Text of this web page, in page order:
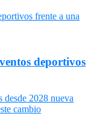
deportivos